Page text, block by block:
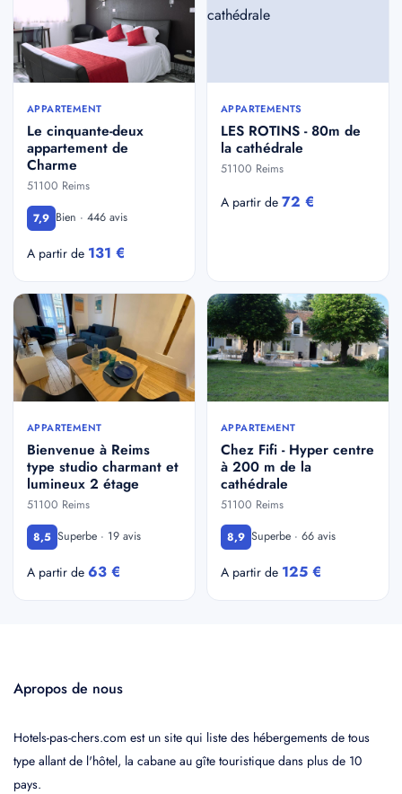
APPARTEMENT
Le cinquante-deux
appartement de
Charme
51100 Reims
7,9 Bien · 446 avis
A partir de 131 €
APPARTEMENTS
LES ROTINS - 80m de
la cathédrale
51100 Reims
A partir de 72 €
APPARTEMENT
Bienvenue à Reims
type studio charmant et
lumineux 2 étage
51100 Reims
8,5 Superbe · 19 avis
A partir de 63 €
APPARTEMENT
Chez Fifi - Hyper centre
à 200 m de la
cathédrale
51100 Reims
8,9 Superbe · 66 avis
A partir de 125 €
Apropos de nous
Hotels-pas-chers.com est un site qui liste des hébergements de tous
type allant de l'hôtel, la cabane au gîte touristique dans plus de 10
pays.